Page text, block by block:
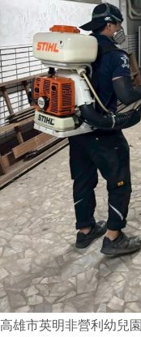
高雄市英明非營利幼兒園